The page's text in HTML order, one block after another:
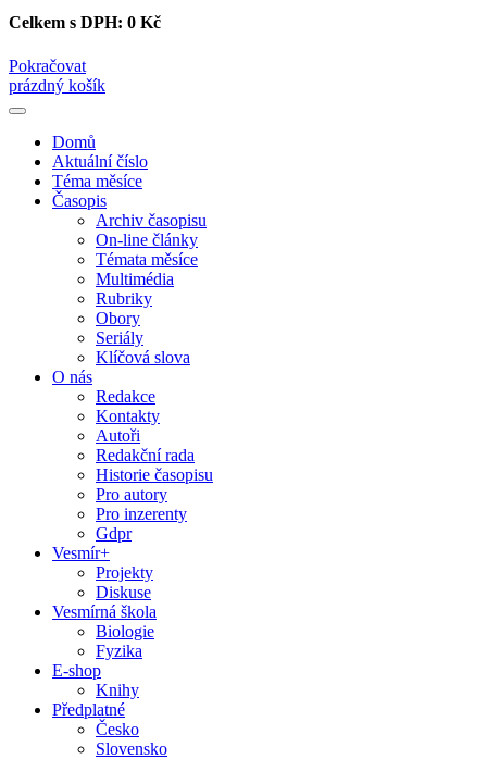
Celkem s DPH: 0 Kč
Pokračovat
prázdný košík
Domů
Aktuální číslo
Téma měsíce
Časopis
Archiv časopisu
On-line články
Témata měsíce
Multimédia
Rubriky
Obory
Seriály
Klíčová slova
O nás
Redakce
Kontakty
Autoři
Redakční rada
Historie časopisu
Pro autory
Pro inzerenty
Gdpr
Vesmír+
Projekty
Diskuse
Vesmírná škola
Biologie
Fyzika
E-shop
Knihy
Předplatné
Česko
Slovensko